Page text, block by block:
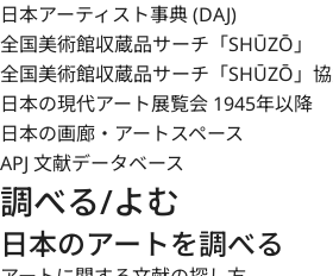
日本アーティスト事典 (DAJ)
全国美術館収蔵品サーチ「SHŪZŌ」
全国美術館収蔵品サーチ「SHŪZŌ」
日本の現代アート展覧会 1945年以降
日本の画廊・アートスペース
APJ 文献データベース
調べる/よむ
日本のアートを調べる